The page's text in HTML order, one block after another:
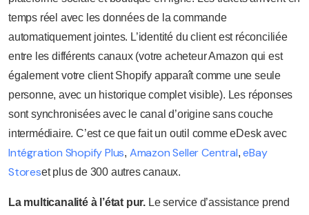
temps réel avec les données de la commande
automatiquement jointes. L’identité du client est réconciliée
entre les différents canaux (votre acheteur Amazon qui est
également votre client Shopify apparaît comme une seule
personne, avec un historique complet visible). Les réponses
sont synchronisées avec le canal d’origine sans couche
intermédiaire. C’est ce que fait un outil comme eDesk avec
Intégration Shopify Plus, Amazon Seller Central, eBay
Storeset plus de 300 autres canaux.
La multicanalité à l’état pur. Le service d’assistance prend